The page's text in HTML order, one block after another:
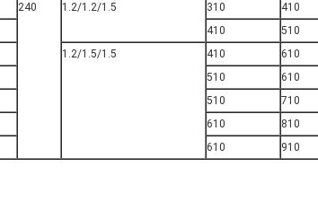
240 1.2/1.2/1.5 310 410
410
510
1.2/1.5/1.5 410
610
510
610
510
710
610 810
610 910